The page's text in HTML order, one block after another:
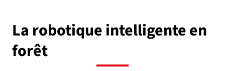
La robotique intelligente en
forêt